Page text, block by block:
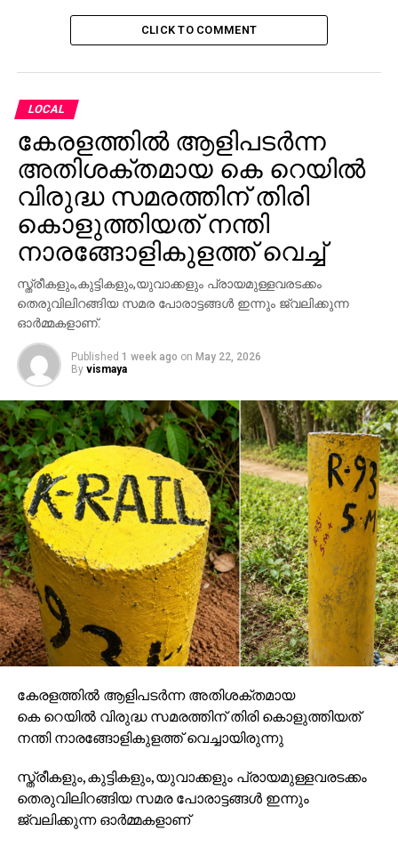
CLICK TO COMMENT
LOCAL
കേരളത്തിൽ ആളിപടർന്ന
അതിശക്തമായ കെ റെയിൽ
വിരുദ്ധ സമരത്തിന് തിരി
കൊളുത്തിയത് നന്തി
നാരങ്ങോളികുളത്ത് വെച്ച്‌
സ്ത്രീകളും,കുട്ടികളും,യുവാക്കളും പ്രായമുള്ളവരടക്കം
തെരുവിലിറങ്ങിയ സമര പോരാട്ടങ്ങൾ ഇന്നും ജ്വലിക്കുന്ന
ഓർമ്മകളാണ്.
Published 1 week ago on May 22, 2026
By vismaya
കേരളത്തിൽ ആളിപടർന്ന അതിശക്തമായ
കെ റെയിൽ വിരുദ്ധ സമരത്തിന് തിരി കൊളുത്തിയത്
നന്തി നാരങ്ങോളികുളത്ത് വെച്ചായിരുന്നു
സ്ത്രീകളും,കുട്ടികളും,യുവാക്കളും പ്രായമുള്ളവരടക്കം
തെരുവിലിറങ്ങിയ സമര പോരാട്ടങ്ങൾ ഇന്നും
ജ്വലിക്കുന്ന ഓർമ്മകളാണ്